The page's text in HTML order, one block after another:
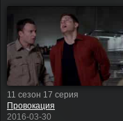
11 сезон 17 серия
Провокация
2016-03-30